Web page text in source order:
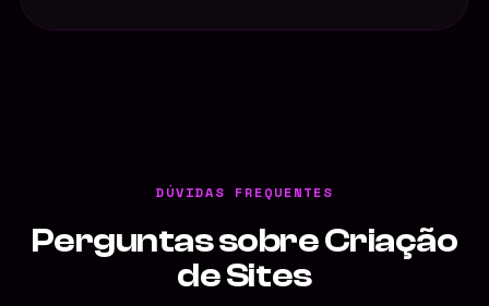
DÚVIDAS FREQUENTES
Perguntas sobre Criação
de Sites